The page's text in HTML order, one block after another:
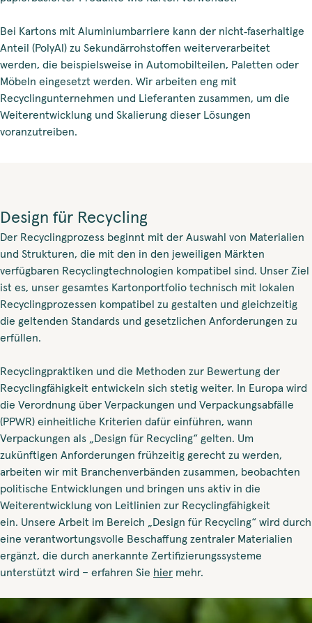
Bei Kartons mit Aluminiumbarriere kann der nicht‑faserhaltige
Anteil (PolyAl) zu Sekundärrohstoffen weiterverarbeitet
werden, die beispielsweise in Automobilteilen, Paletten oder
Möbeln eingesetzt werden. Wir arbeiten eng mit
Recyclingunternehmen und Lieferanten zusammen, um die
Weiterentwicklung und Skalierung dieser Lösungen
voranzutreiben.
Design für Recycling
Der Recyclingprozess beginnt mit der Auswahl von Materialien
und Strukturen, die mit den in den jeweiligen Märkten
verfügbaren Recyclingtechnologien kompatibel sind. Unser Ziel
ist es, unser gesamtes Kartonportfolio technisch mit lokalen
Recyclingprozessen kompatibel zu gestalten und gleichzeitig
die geltenden Standards und gesetzlichen Anforderungen zu
erfüllen.
Recyclingpraktiken und die Methoden zur Bewertung der
Recyclingfähigkeit entwickeln sich stetig weiter. In Europa wird
die Verordnung über Verpackungen und Verpackungsabfälle
(PPWR) einheitliche Kriterien dafür einführen, wann
Verpackungen als „Design für Recycling“ gelten. Um
zukünftigen Anforderungen frühzeitig gerecht zu werden,
arbeiten wir mit Branchenverbänden zusammen, beobachten
politische Entwicklungen und bringen uns aktiv in die
Weiterentwicklung von Leitlinien zur Recyclingfähigkeit
ein. Unsere Arbeit im Bereich „Design für Recycling“ wird durch
eine verantwortungsvolle Beschaffung zentraler Materialien
ergänzt, die durch anerkannte Zertifizierungssysteme
unterstützt wird – erfahren Sie hier mehr.